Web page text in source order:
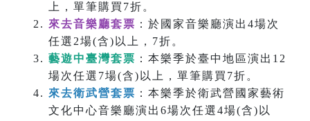
上，單筆購買7折。
來去音樂廳套票 ：於國家音樂廳演出4場次
任選2場(含)以上，7折。
藝遊中臺灣套票 ：本樂季於臺中地區演出12
場次任選7場(含)以上，單筆購買7折。
來去衛武營套票 ：本樂季於衛武營國家藝術
文化中心音樂廳演出6場次任選4場(含)以